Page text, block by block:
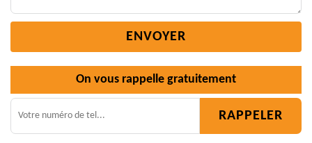
On vous rappelle gratuitement